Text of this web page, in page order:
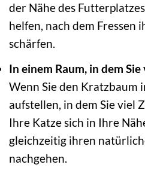
der Nähe des
helfen, nach dem Fressen
schärfen.
In einem Raum, in dem
Wenn Sie den Kratzbaum
aufstellen, in dem Sie viel
Ihre Katze sich in Ihre
gleichzeitig ihren
nachgehen.